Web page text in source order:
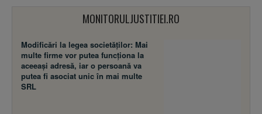
MONITORULJUSTITIEI.RO
Modificări la legea societăţilor: Mai
multe firme vor putea funcţiona la
aceeaşi adresă, iar o persoană va
putea fi asociat unic în mai multe
SRL